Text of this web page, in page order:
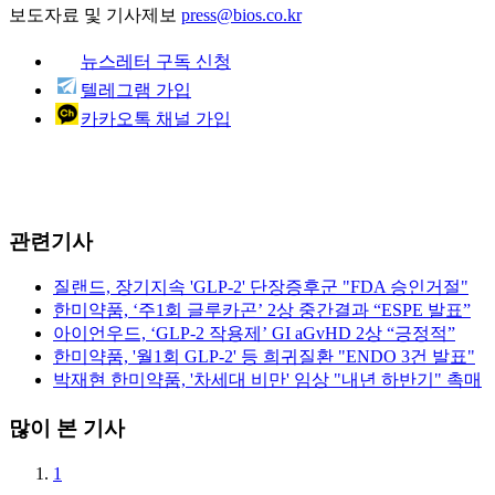
보도자료 및 기사제보 press@bios.co.kr
뉴스레터 구독 신청
텔레그램 가입
카카오톡 채널 가입
관련기사
질랜드, 장기지속 'GLP-2' 단장증후군 "FDA 승인거절"
한미약품, ‘주1회 글루카곤’ 2상 중간결과 “ESPE 발표”
아이언우드, ‘GLP-2 작용제’ GI aGvHD 2상 “긍정적”
한미약품, '월1회 GLP-2' 등 희귀질환 "ENDO 3건 발표"
박재현 한미약품, '차세대 비만' 임상 "내년 하반기" 촉매
많이 본 기사
1